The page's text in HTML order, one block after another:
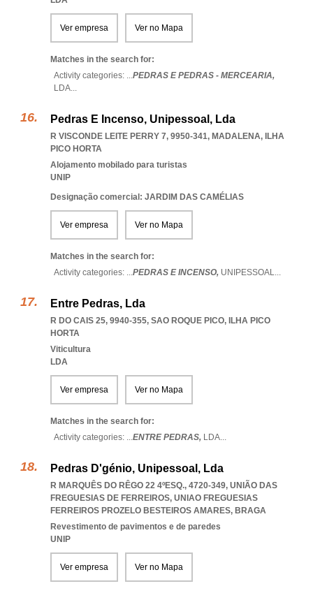
Ver empresa Ver no Mapa
Matches in the search for:
Activity categories: ...PEDRAS E PEDRAS - MERCEARIA,
LDA...
Pedras E Incenso, Unipessoal, Lda
R VISCONDE LEITE PERRY 7, 9950-341, MADALENA, ILHA
PICO HORTA
Alojamento mobilado para turistas
UNIP
Designação comercial: JARDIM DAS CAMÉLIAS
Ver empresa Ver no Mapa
Matches in the search for:
Activity categories: ...PEDRAS E INCENSO, UNIPESSOAL...
Entre Pedras, Lda
R DO CAIS 25, 9940-355, SAO ROQUE PICO, ILHA PICO
HORTA
Viticultura
LDA
Ver empresa Ver no Mapa
Matches in the search for:
Activity categories: ...ENTRE PEDRAS, LDA...
Pedras D'génio, Unipessoal, Lda
R MARQUÊS DO RÊGO 22 4ºESQ., 4720-349, UNIÃO DAS
FREGUESIAS DE FERREIROS, UNIAO FREGUESIAS
FERREIROS PROZELO BESTEIROS AMARES, BRAGA
Revestimento de pavimentos e de paredes
UNIP
Ver empresa Ver no Mapa